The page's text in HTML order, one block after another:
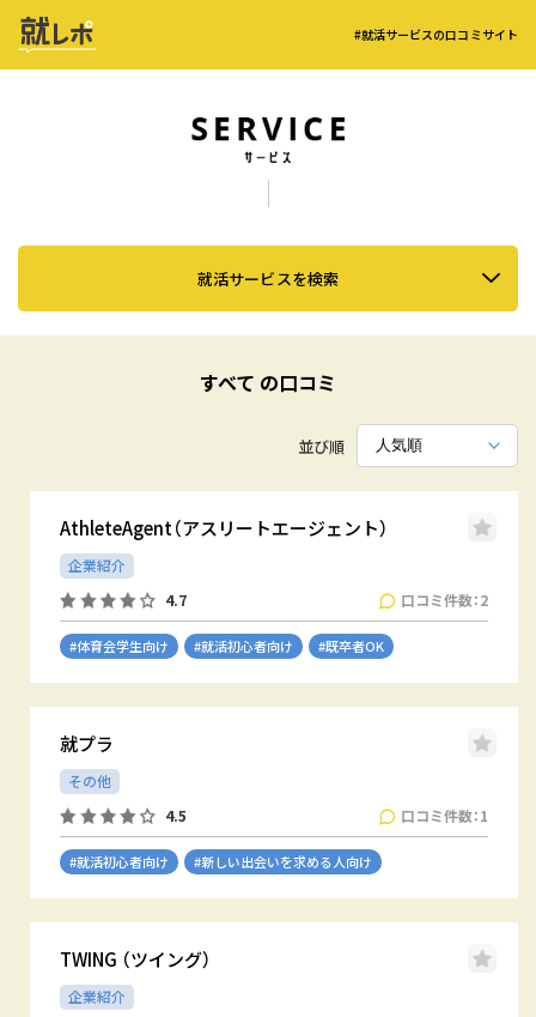
#就活サービスの口コミサイト
就活サービスを検索
すべて の口コミ
並び順
AthleteAgent（アスリートエージェント）
企業紹介
4.7
口コミ件数：2
#体育会学生向け #就活初心者向け #既卒者OK
就プラ
その他
4.5
口コミ件数：1
#就活初心者向け #新しい出会いを求める人向け
TWING （ツイング）
企業紹介